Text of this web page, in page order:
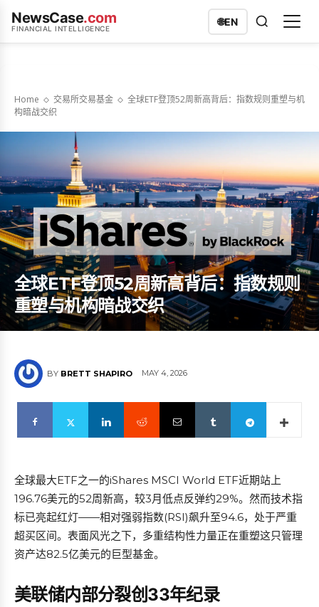
NewsCase.com
FINANCIAL INTELLIGENCE
🌐EN
Home 交易所交易基金
全球ETF登顶52周新高背后：指数规则重塑与机
构暗战交织
全球ETF登顶52周新高背后：指数规则
重塑与机构暗战交织
BY BRETT SHAPIRO MAY 4, 2026
全球最大ETF之一的iShares MSCI World ETF近期站上
196.76美元的52周新高，较3月低点反弹约29%。然而技术指
标已亮起红灯——相对强弱指数(RSI)飙升至94.6，处于严重
超买区间。表面风光之下，多重结构性力量正在重塑这只管理
资产达82.5亿美元的巨型基金。
美联储内部分裂创33年纪录